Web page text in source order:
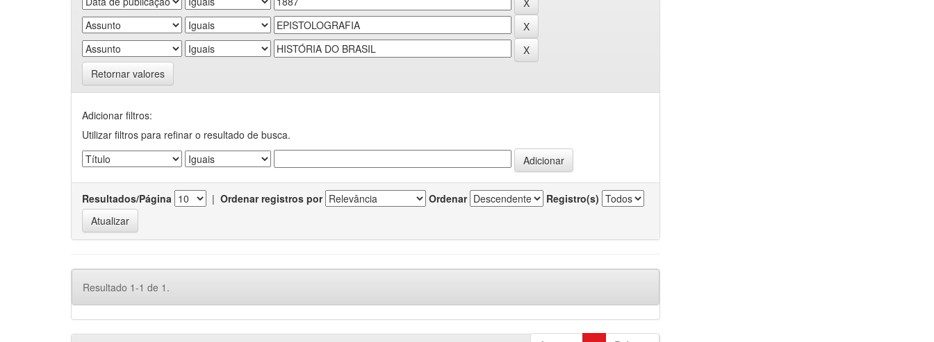
Retornar valores
Adicionar filtros:
Utilizar filtros para refinar o resultado de busca.
Resultados/Página | Ordenar registros por Ordenar Registro(s)
Resultado 1-1 de 1.